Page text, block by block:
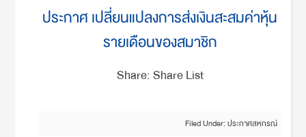
ประกาศ เปลี่ยนแปลงการส่งเงินสะสมค่าหุ้น
รายเดือนของสมาชิก
Share: Share List
Filed Under:ประกาศสหกรณ์